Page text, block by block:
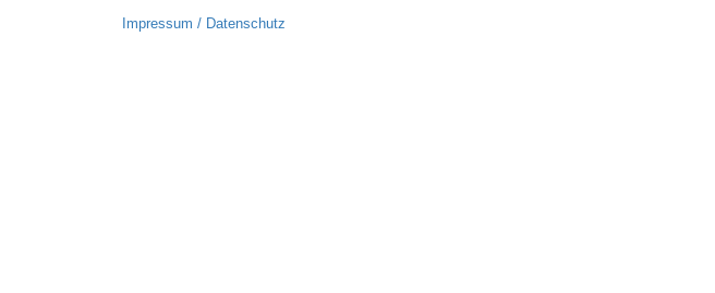
Impressum / Datenschutz